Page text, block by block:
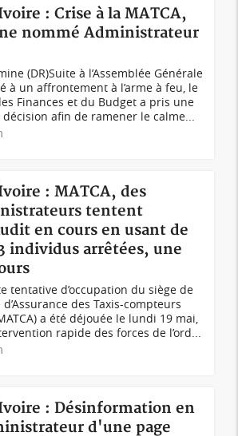
: Crise à la MATCA,
nommé Administrateur
(DR)Suite à l’Assemblée Générale
à un affrontement à l’arme à feu, le
Finances et du Budget a pris une
afin de ramener le calme...
: MATCA, des
tentent
en cours en usant de
individus arrêtées, une
tentative d’occupation du siège de
des Taxis-compteurs
a été déjouée le lundi 19 mai,
rapide des forces de l’ord...
: Désinformation en
d'une page